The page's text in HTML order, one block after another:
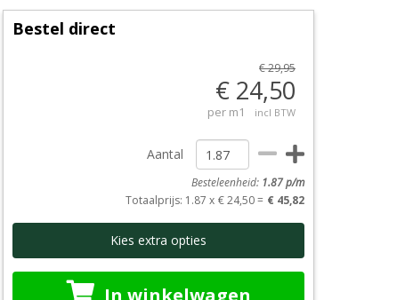
Bestel direct
€ 29,95
€ 24,50
per m1 incl BTW
Aantal
Besteleenheid: 1.87p/m
Totaalprijs: 1.87 x € 24,50 = € 45,82
Kies extra opties
In winkelwagen